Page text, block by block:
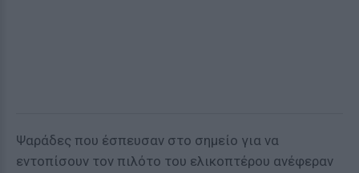
Ψαράδες που έσπευσαν στο σημείο για να
εντοπίσουν τον πιλότο του ελικοπτέρου ανέφεραν